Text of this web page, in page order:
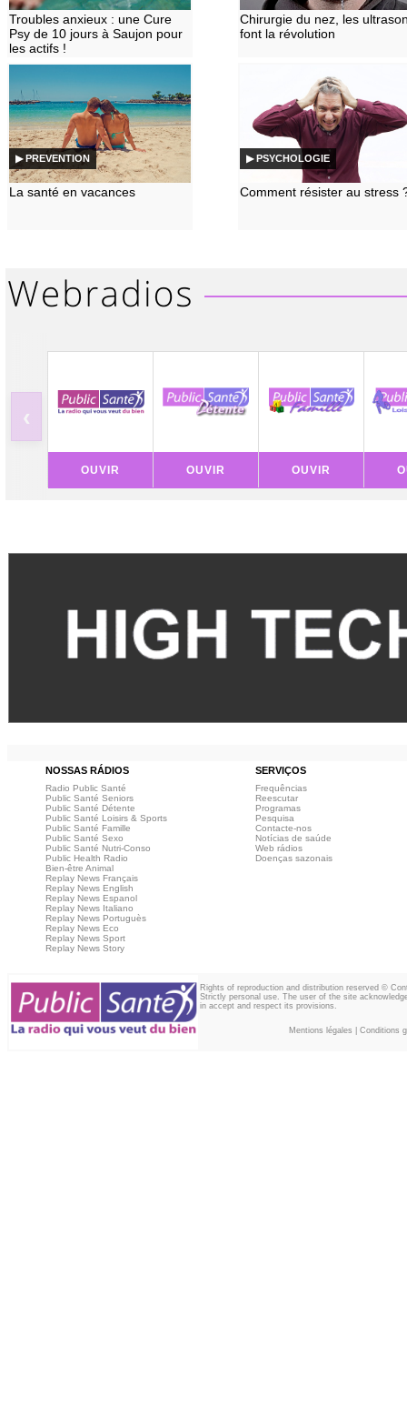
Troubles anxieux : une Cure
Psy de 10 jours à Saujon pour
les actifs !
Chirurgie du nez, les
font la révolution
▶ PREVENTION
La santé en vacances
▶ PSYCHOLOGIE
Comment résister au stress
‹
OUVIR OUVIR OUVIR
NOSSAS RÁDIOS SERVIÇOS
Radio Public Santé
Public Santé Seniors
Public Santé Détente
Public Santé Loisirs & Sports
Public Santé Famille
Public Santé Sexo
Public Santé Nutri-Conso
Public Health Radio
Bien-être Animal
Replay News Français
Replay News English
Replay News Espanol
Replay News Italiano
Replay News Portuguès
Replay News Eco
Replay News Sport
Replay News Story
Frequências
Reescutar
Programas
Pesquisa
Contacte-nos
Notícias de saúde
Web rádios
Doenças sazonais
Rights of reproduction and distribution reserved ©
Strictly personal use. The user of the site
in accept and respect its provisions.
Mentions légales Conditions